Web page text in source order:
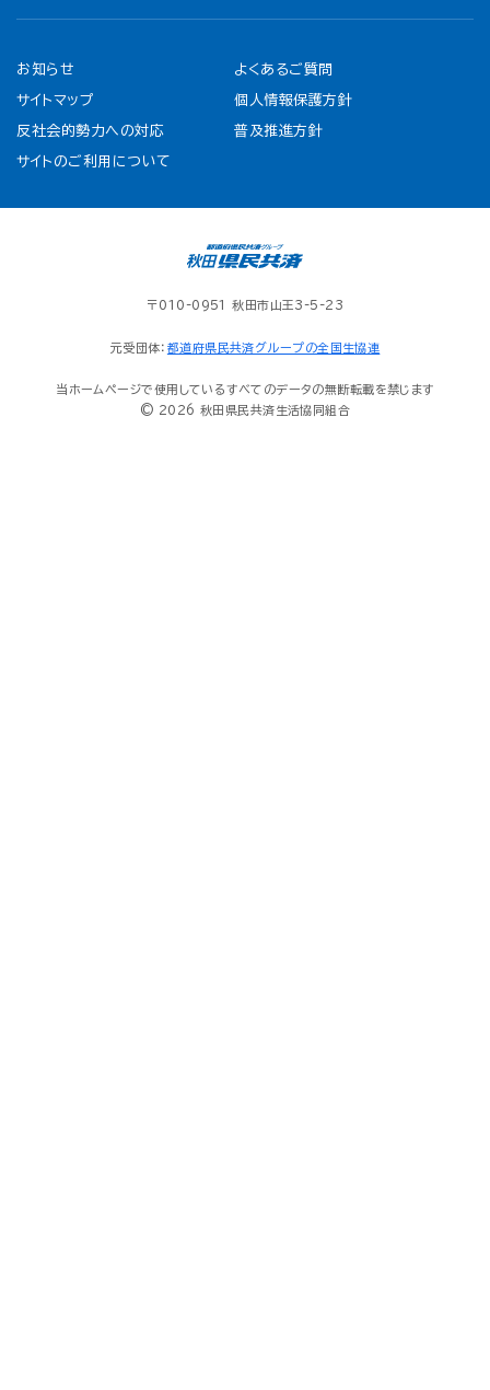
お知らせ よくあるご質問
サイトマップ 個人情報保護方針
反社会的勢力への対応 普及推進方針
サイトのご利用について
〒010-0951 秋田市山王3-5-23
元受団体： 都道府県民共済グループの全国生協連
当ホームページで使用しているすべてのデータの無断転載を禁じます
© 2026 秋田県民共済生活協同組合